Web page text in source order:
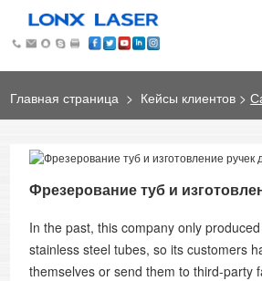
Главная страница > Кейсы клиентов >
Фрезерование туб и
In the past, this company only
stainless steel tubes, so its customers
themselves or send them to third-party